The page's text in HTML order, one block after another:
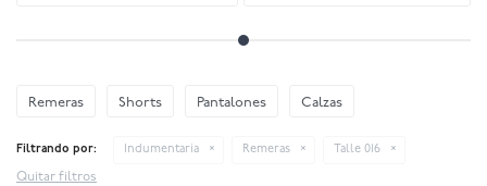
Remeras Shorts Pantalones Calzas
Filtrando por: Indumentaria Remeras Talle 016
Quitar filtros